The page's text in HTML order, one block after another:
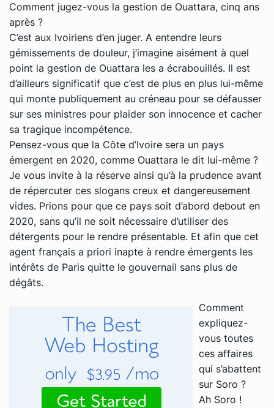
Comment jugez-vous la gestion de Ouattara, cinq ans
après ?
C’est aux Ivoiriens d’en juger. A entendre leurs
gémissements de douleur, j’imagine aisément à quel
point la gestion de Ouattara les a écrabouillés. Il est
d’ailleurs significatif que c’est de plus en plus lui-même
qui monte publiquement au créneau pour se défausser
sur ses ministres pour plaider son innocence et cacher
sa tragique incompétence.
Pensez-vous que la Côte d’Ivoire sera un pays
émergent en 2020, comme Ouattara le dit lui-même ?
Je vous invite à la réserve ainsi qu’à la prudence avant
de répercuter ces slogans creux et dangereusement
vides. Prions pour que ce pays soit d’abord debout en
2020, sans qu’il ne soit nécessaire d’utiliser des
détergents pour le rendre présentable. Et afin que cet
agent français a priori inapte à rendre émergents les
intérêts de Paris quitte le gouvernail sans plus de
dégâts.
Comment
expliquez-
vous toutes
ces affaires
qui s’abattent
sur Soro ?
Ah Soro !